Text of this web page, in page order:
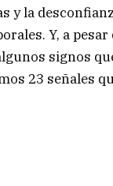
y la
Y, a
signos
23 señales